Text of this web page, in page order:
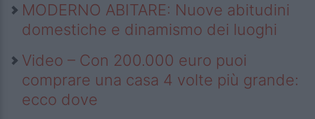
MODERNO ABITARE: Nuove abitudini
domestiche e dinamismo dei luoghi
Video – Con 200.000 euro puoi
comprare una casa 4 volte più grande:
ecco dove